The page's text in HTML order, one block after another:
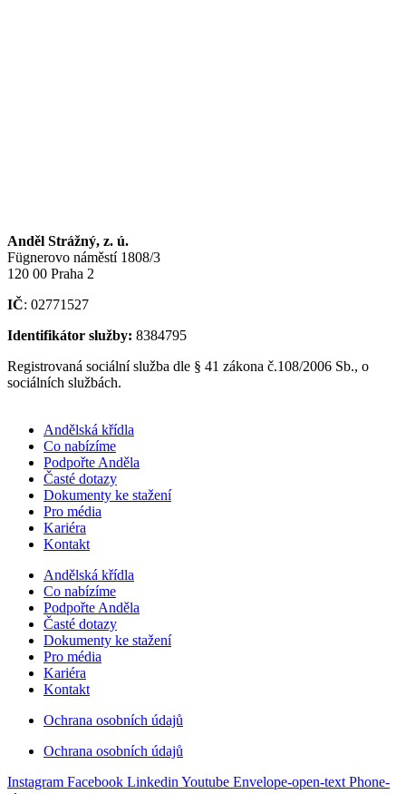
Anděl Strážný, z. ú.
Fügnerovo náměstí 1808/3
120 00 Praha 2
IČ: 02771527
Identifikátor služby: 8384795
Registrovaná sociální služba dle § 41 zákona č.108/2006 Sb., o
sociálních službách.
Andělská křídla
Co nabízíme
Podpořte Anděla
Časté dotazy
Dokumenty ke stažení
Pro média
Kariéra
Kontakt
Andělská křídla
Co nabízíme
Podpořte Anděla
Časté dotazy
Dokumenty ke stažení
Pro média
Kariéra
Kontakt
Ochrana osobních údajů
Ochrana osobních údajů
Instagram Facebook Linkedin Youtube Envelope-open-text Phone-